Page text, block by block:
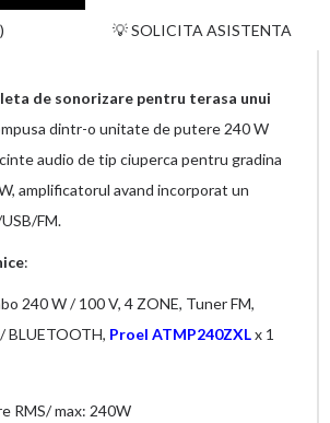
💡 SOLICITA ASISTENTA
de sonorizare pentru terasa unui
dintr-o unitate de putere 240 W
audio de tip ciuperca pentru gradina
amplificatorul avand incorporat un
FM.
:
240 W / 100 V, 4 ZONE, Tuner FM,
BLUETOOTH, Proel ATMP240ZXLx 1
RMS/ max: 240W